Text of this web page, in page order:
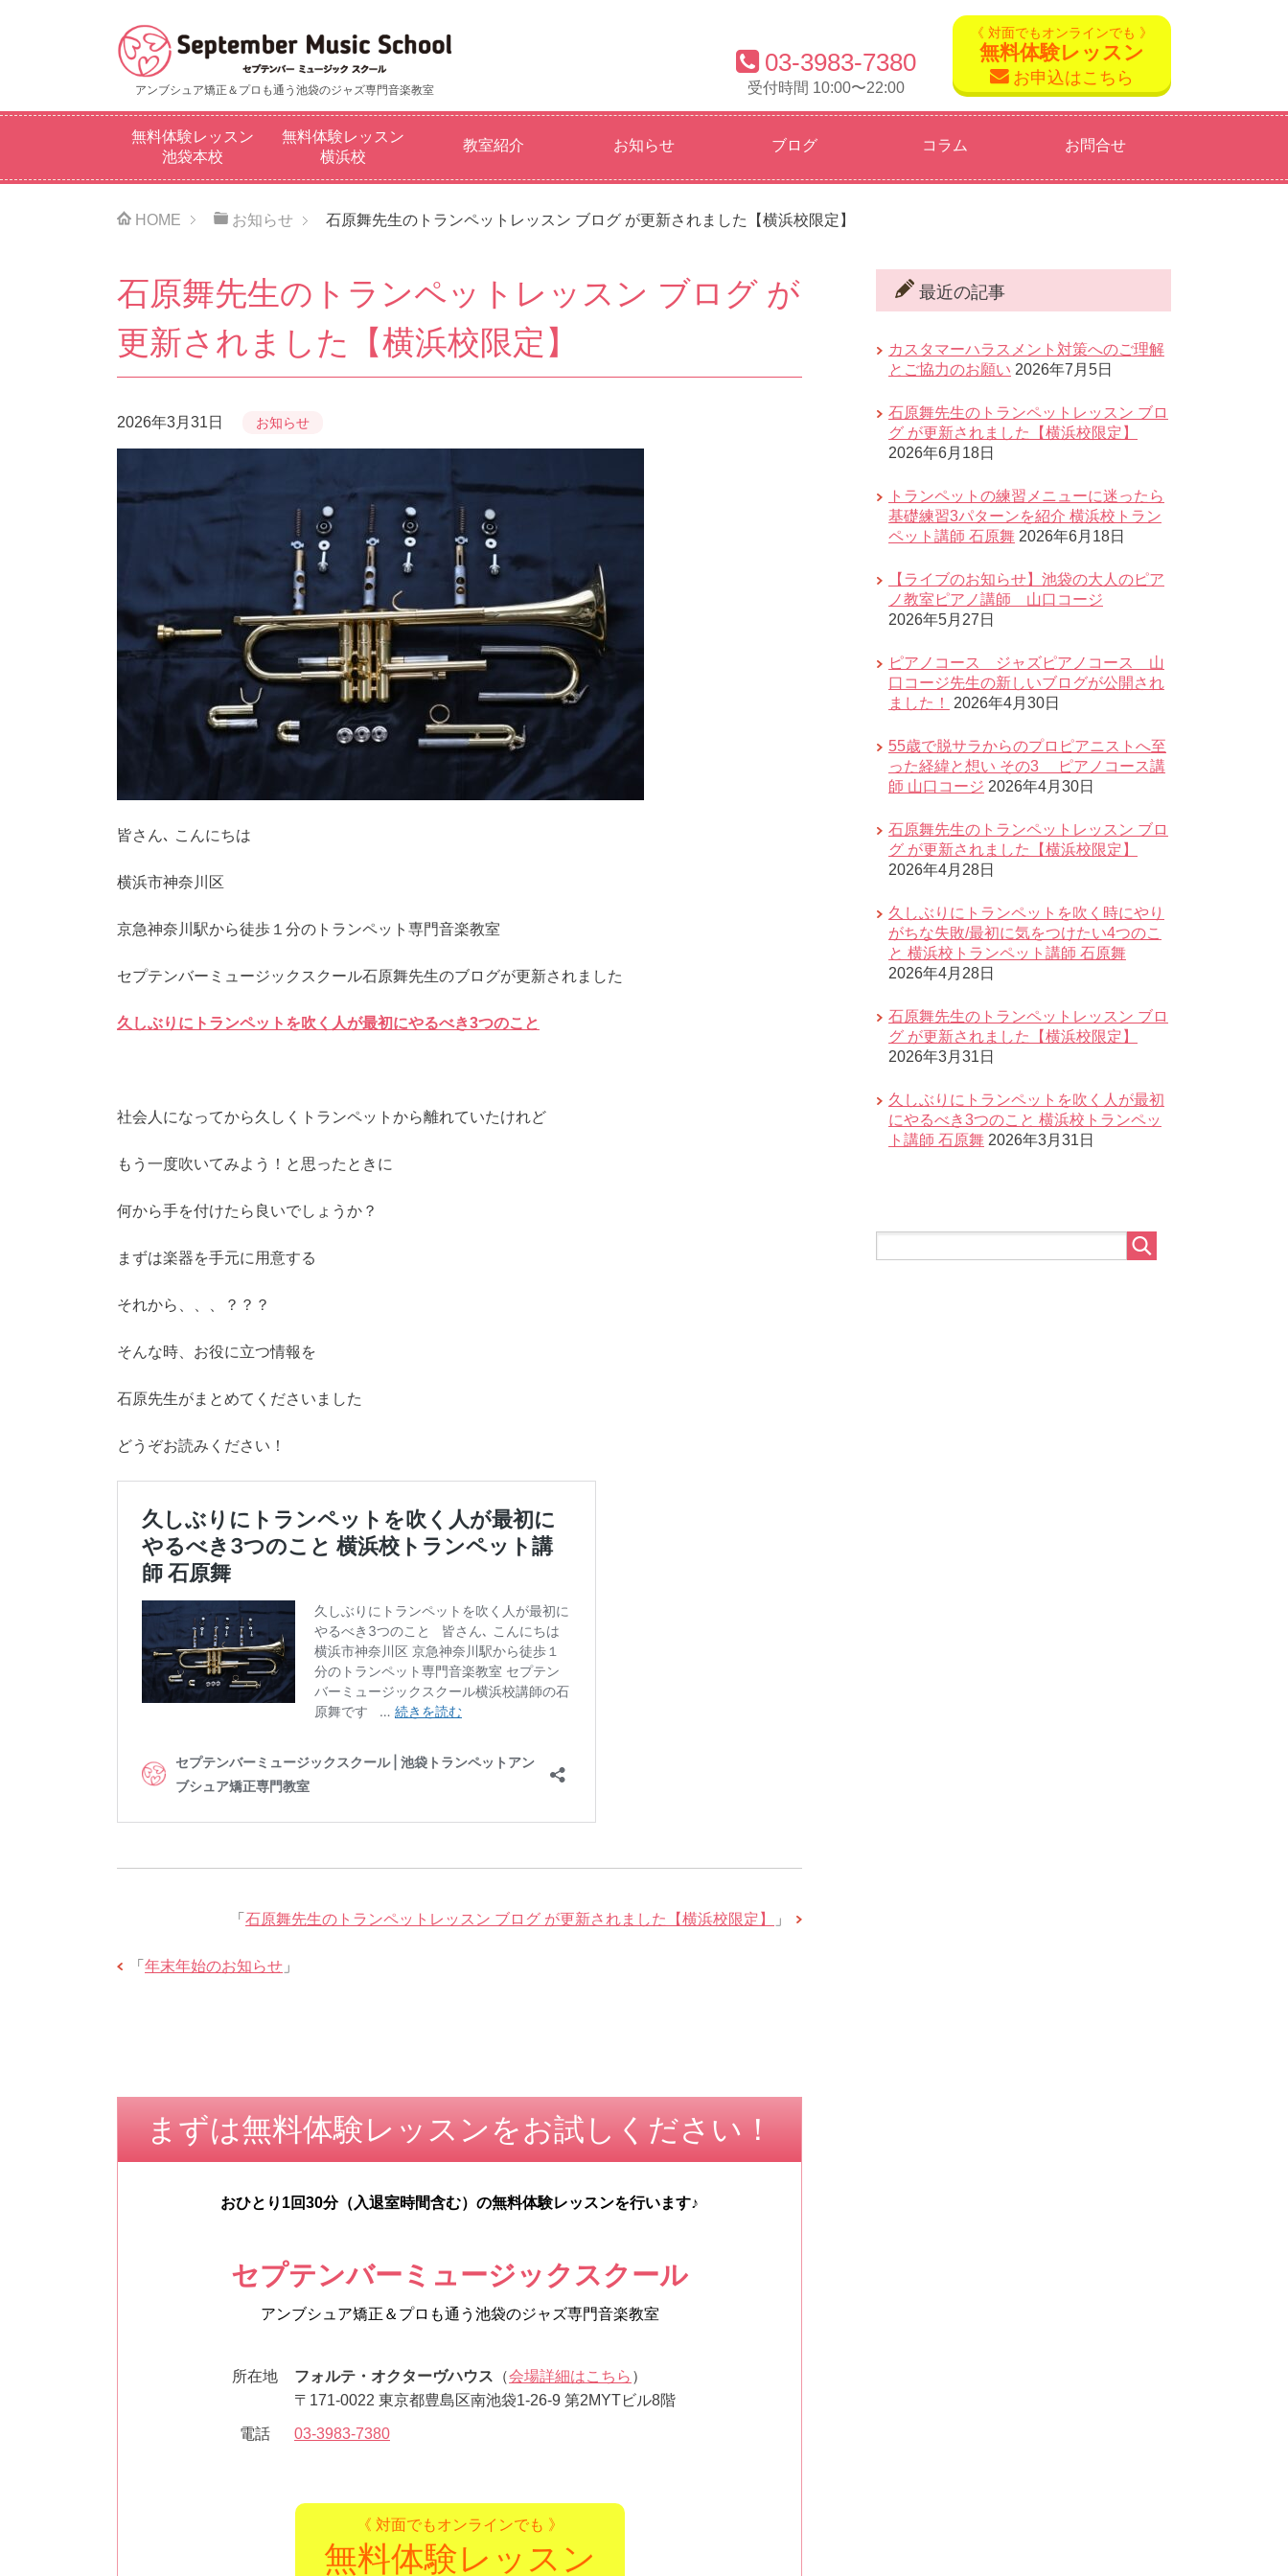
アンブシュア矯正＆ プロも通う池袋のジャズ専門音楽教室
03-3983-7380
受付時間 10:00〜22:00
《 対面でもオンラインでも 》
無料体験レッスン
お申込はこちら
無料体験レッスン
池袋本校
無料体験レッスン
横浜校
教室紹介 お知らせ ブログ コラム お問合せ
HOME お知らせ 石原舞先生のトランペットレッスン ブログ が更新されました【横浜校限定】
石原舞先生のトランペットレッスン ブログ が
更新されました【横浜校限定】
2026年3月31日 お知らせ
皆さん､ こんにちは
横浜市神奈川区
京急神奈川駅から徒歩１分のトランペット専門音楽教室
セプテンバーミュージックスクール石原舞先生のブログが更新されました
久しぶりにトランペットを吹く人が最初にやるべき3つのこと
社会人になってから久しくトランペットから離れていたけれど
もう一度吹いてみよう！と思ったときに
何から手を付けたら良いでしょうか？
まずは楽器を手元に用意する
それから、、、？？？
そんな時、お役に立つ情報を
石原先生がまとめてくださいました
どうぞお読みください！
「 石原舞先生のトランペットレッスン ブログ が更新されました【横浜校限定】 」
「 年末年始のお知らせ 」
まずは無料体験レッスンをお試しください！
おひとり1回30分（入退室時間含む）の無料体験レッスンを行います♪
セプテンバーミュージックスクール
アンブシュア矯正＆プロも通う池袋のジャズ専門音楽教室
所在地 フォルテ・オクターヴハウス （会場詳細はこちら ）
〒171-0022 東京都豊島区南池袋1-26-9 第2MYTビル8階
電話 03-3983-7380
《 対面でもオンラインでも 》
無料体験レッスン
最近の記事
カスタマーハラスメント対策へのご理解
とご協力のお願い 2026年7月5日
石原舞先生のトランペットレッスン ブロ
グ が更新されました【横浜校限定】
2026年6月18日
トランペットの練習メニューに迷ったら
基礎練習3パターンを紹介 横浜校トラン
ペット講師 石原舞 2026年6月18日
【ライブのお知らせ】池袋の大人のピア
ノ教室ピアノ講師 山口コージ
2026年5月27日
ピアノコース ジャズピアノコース 山
口コージ先生の新しいブログが公開され
ました！
2026年4月30日
55歳で脱サラからのプロピアニストへ至
った経緯と想い その3 ピアノコース講
師 山口コージ 2026年4月30日
石原舞先生のトランペットレッスン ブロ
グ が更新されました【横浜校限定】
2026年4月28日
久しぶりにトランペットを吹く時にやり
がちな失敗/最初に気をつけたい4つのこ
と 横浜校トランペット講師 石原舞
2026年4月28日
石原舞先生のトランペットレッスン ブロ
グ が更新されました【横浜校限定】
2026年3月31日
久しぶりにトランペットを吹く人が最初
にやるべき3つのこと 横浜校トランペッ
ト講師 石原舞 2026年3月31日